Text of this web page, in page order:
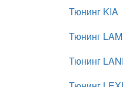
Тюнинг KIA
Тюнинг
Тюнинг